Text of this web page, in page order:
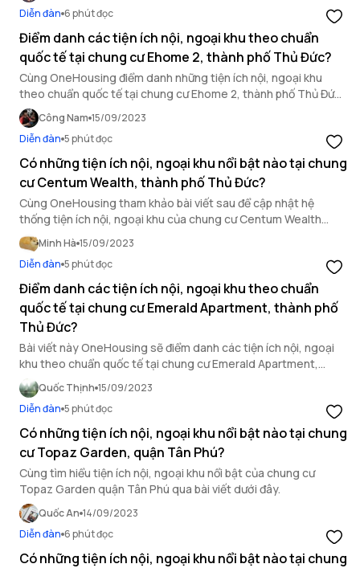
Diễn đàn 6 phút đọc
Điểm danh các tiện ích nội, ngoại khu theo chuẩn
quốc tế tại chung cư Ehome 2, thành phố Thủ Đức?
Cùng OneHousing điểm danh những tiện ích nội, ngoại khu
theo chuẩn quốc tế tại chung cư Ehome 2, thành phố Thủ Đức
trong bài viết dưới đây.
Công Nam 15/09/2023
Diễn đàn 5 phút đọc
Có những tiện ích nội, ngoại khu nổi bật nào tại chung
cư Centum Wealth, thành phố Thủ Đức?
Cùng OneHousing tham khảo bài viết sau để cập nhật hệ
thống tiện ích nội, ngoại khu của chung cư Centum Wealth
thành phố Thủ Đức. Xem ngay!
Minh Hà 15/09/2023
Diễn đàn 5 phút đọc
Điểm danh các tiện ích nội, ngoại khu theo chuẩn
quốc tế tại chung cư Emerald Apartment, thành phố
Thủ Đức?
Bài viết này OneHousing sẽ điểm danh các tiện ích nội, ngoại
khu theo chuẩn quốc tế tại chung cư Emerald Apartment,
thành phố Thủ Đức để bạn có thể tham khảo.
Quốc Thịnh 15/09/2023
Diễn đàn 5 phút đọc
Có những tiện ích nội, ngoại khu nổi bật nào tại chung
cư Topaz Garden, quận Tân Phú?
Cùng tìm hiểu tiện ích nội, ngoại khu nổi bật của chung cư
Topaz Garden quận Tân Phú qua bài viết dưới đây.
Quốc An 14/09/2023
Diễn đàn 6 phút đọc
Có những tiện ích nội, ngoại khu nổi bật nào tại chung